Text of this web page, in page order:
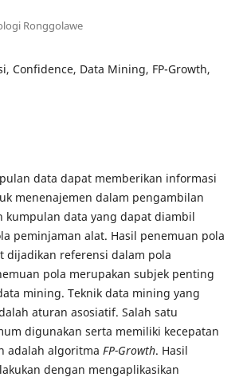
Ronggolawe
Confidence, Data Mining, FP-Growth,
data dapat memberikan informasi
menenajemen dalam pengambilan
kumpulan data yang dapat diambil
peminjaman alat. Hasil penemuan pola
dijadikan referensi dalam pola
pola merupakan subjek penting
mining. Teknik data mining yang
aturan asosiatif. Salah satu
digunakan serta memiliki kecepatan
adalah algoritma FP-Growth. Hasil
dengan mengaplikasikan